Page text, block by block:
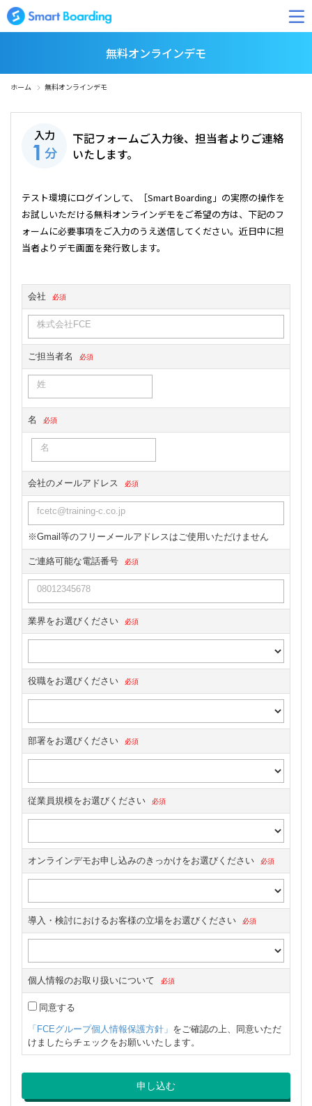
無料オンラインデモ
ホーム 無料オンラインデモ
入力
1 分
下記フォームご入力後、担当者よりご連絡
いたします。
テスト環境にログインして、［Smart Boarding」の実際の操作を
お試しいただける無料オンラインデモをご希望の方は、下記のフ
ォームに必要事項をご入力のうえ送信してください。近日中に担
当者よりデモ画面を発行致します。